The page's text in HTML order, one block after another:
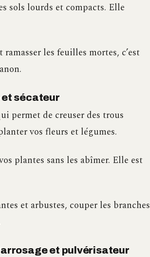
sols lourds et compacts. Elle
les feuilles mortes, c’est
sécateur
permet de creuser des trous
vos fleurs et légumes.
plantes sans les abîmer. Elle est
et arbustes, couper les branches
et pulvérisateur